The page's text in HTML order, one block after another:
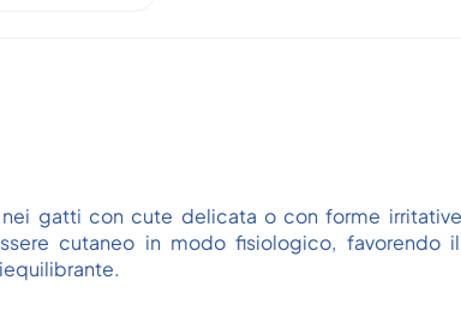
gatti con cute delicata o con forme
cutaneo in modo fisiologico, favorendo